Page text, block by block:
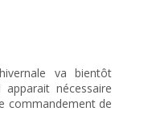
va bientôt
nécessaire
commandement de